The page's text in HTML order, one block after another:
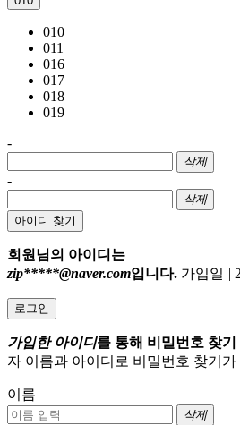
010
011
016
017
018
019
-
삭제
-
삭제
아이디 찾기
회원님의 아이디는
zip*****@naver.com입니다. 가입일 |
로그인
가입한 아이디를 통해 비밀번호 찾기
자 이름과 아이디로 비밀번호 찾기가
이름
삭제